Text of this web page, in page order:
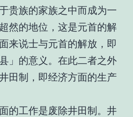
贵族的家族之中而成为一
然的地位，这是元首的解
来说士与元首的解放，即
」的意义。在此二者之外
田制，即经济方面的生产
工作是废除井田制。井